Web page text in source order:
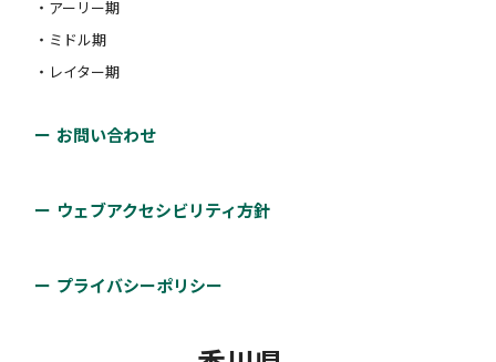
・アーリー期
・ミドル期
・レイター期
お問い合わせ
ウェブアクセシビリティ方針
プライバシーポリシー